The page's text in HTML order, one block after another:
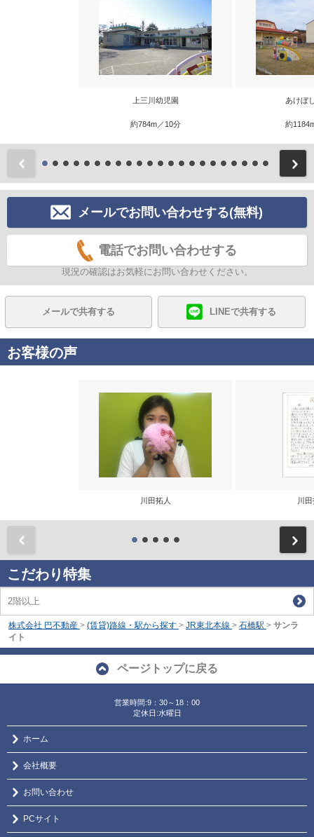
上三川幼児園
約784m／10分
あけぼ
約
前
メールでお問い合わせする(無料)
電話でお問い合わせする
現況の確認はお気軽にお問い合わせください。
メールで共有する LINEで共有する
お客様の声
川田拓人 川
こだわり特集
2階以上
株式会社 巴不動産 > (賃貸)路線・駅から探す > JR東北本線 > 石橋駅 > サンラ
イト
ページトップに戻る
営業時間:9：30～18：00
定休日:水曜日
ホーム
会社概要
お問い合わせ
PCサイト